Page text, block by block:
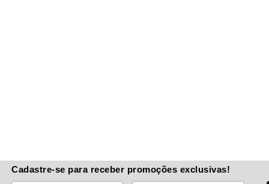
Cadastre-se para receber promoções exclusivas!